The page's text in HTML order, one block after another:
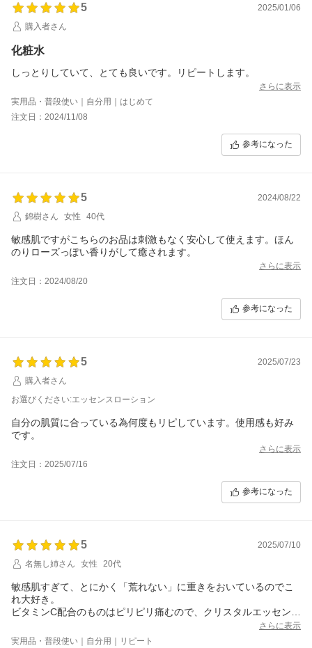
る良品！
匂いがちょっと独特ですが、不快ではないし慣れました。
容器もリニューアルして、すべりにくくフィット感があるものに
なり快適です。
トゥベールさんはリニューアルも多いので、今後は使用感が変わ
らないことを願っています。
久々にこれだという化粧水に出会えたので早速リピートしまし
た！！
5
2025/01/06
購入者さん
化粧水
しっとりしていて、とても良いです。リピートします。
さらに表示
実用品・普段使い｜自分用｜はじめて
注文日：2024/11/08
参考になった
5
2024/08/22
錦樹さん
女性 40代
敏感肌ですがこちらのお品は刺激もなく安心して使えます。ほん
のりローズっぽい香りがして癒されます。
さらに表示
注文日：2024/08/20
参考になった
5
2025/07/23
購入者さん
お選びください:エッセンスローション
自分の肌質に合っている為何度もリピしています。使用感も好み
です。
さらに表示
注文日：2025/07/16
参考になった
5
2025/07/10
名無し姉さん
女性 20代
敏感肌すぎて、とにかく「荒れない」に重きをおいているのでこ
れ大好き。
ビタミンC配合のものはピリピリ痛むので、クリスタルエッセンス
トラベル用のミニボトルが欲しい、、、
さらに表示
実用品・普段使い｜自分用｜リピート